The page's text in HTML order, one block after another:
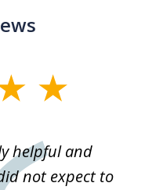
helpful and
not expect to